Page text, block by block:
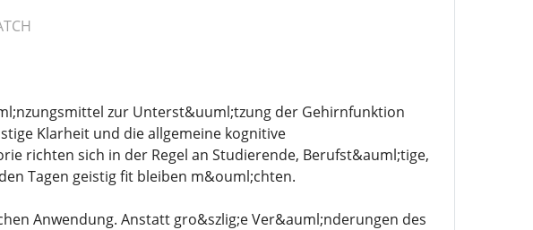
zur Unterst&uuml;tzung der Gehirnfunktion
Klarheit und die allgemeine kognitive
richten sich in der Regel an Studierende, Berufst&auml;tige,
Tagen geistig fit bleiben m&ouml;chten.
Anwendung. Anstatt gro&szlig;e Ver&auml;nderungen des